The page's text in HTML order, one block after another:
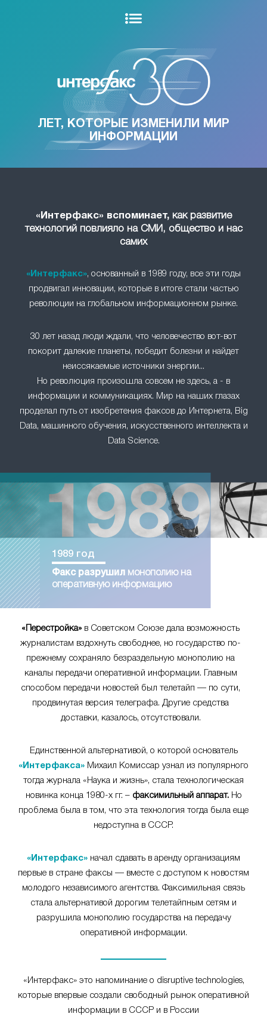
ЛЕТ, КОТОРЫЕ ИЗМЕНИЛИ МИР
ИНФОРМАЦИИ
«Интерфакс» вспоминает,как развитие
технологий повлияло на СМИ, общество и нас
самих
«Интерфакс», основанный в 1989 году, все эти годы
продвигал инновации, которые в итоге стали частью
революции на глобальном информационном рынке.
30 лет назад люди ждали, что человечество вот-вот
покорит далекие планеты, победит болезни и найдет
неиссякаемые источники энергии...
Но революция произошла совсем не здесь, а - в
информации и коммуникациях. Мир на наших глазах
проделал путь от изобретения факсов до Интернета, Big
Data, машинного обучения, искусственного интеллекта и
Data Science.
1989 год
Факс разрушил
монополию на
оперативную информацию
«Перестройка»в Советском Союзе дала возможность
журналистам вздохнуть свободнее, но государство по-
прежнему сохраняло безраздельную монополию на
каналы передачи оперативной информации. Главным
способом передачи новостей был телетайп — по сути,
продвинутая версия телеграфа. Другие средства
доставки, казалось, отсутствовали.
Единственной альтернативой, о которой основатель
«Интерфакса» Михаил Комиссар узнал из популярного
тогда журнала «Наука и жизнь», стала технологическая
новинка конца 1980-х гг. – факсимильный аппарат.Но
проблема была в том, что эта технология тогда была еще
недоступна в СССР.
«Интерфакс» начал сдавать в аренду организациям
первые в стране факсы — вместе с доступом к новостям
молодого независимого агентства. Факсимильная связь
стала альтернативой дорогим телетайпным сетям и
разрушила монополию государства на передачу
оперативной информации.
«Интерфакс» это напоминание о disruptive technologies,
которые впервые создали свободный рынок оперативной
информации в СССР и в России